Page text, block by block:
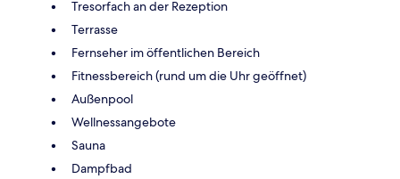
Tresorfach an der Rezeption
Terrasse
Fernseher im öffentlichen Bereich
Fitnessbereich (rund um die Uhr geöffnet)
Außenpool
Wellnessangebote
Sauna
Dampfbad